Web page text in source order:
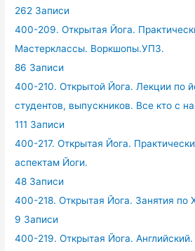
262 Записи
400-209. Открытая Йога.
Мастерклассы. Воркшопы.УПЗ.
86 Записи
400-210. Открытой Йога. Лекции по
студентов, выпускников. Все кто с
111 Записи
400-217. Открытая Йога.
аспектам Йоги.
48 Записи
400-218. Открытая Йога. Занятия по
9 Записи
400-219. Открытая Йога.